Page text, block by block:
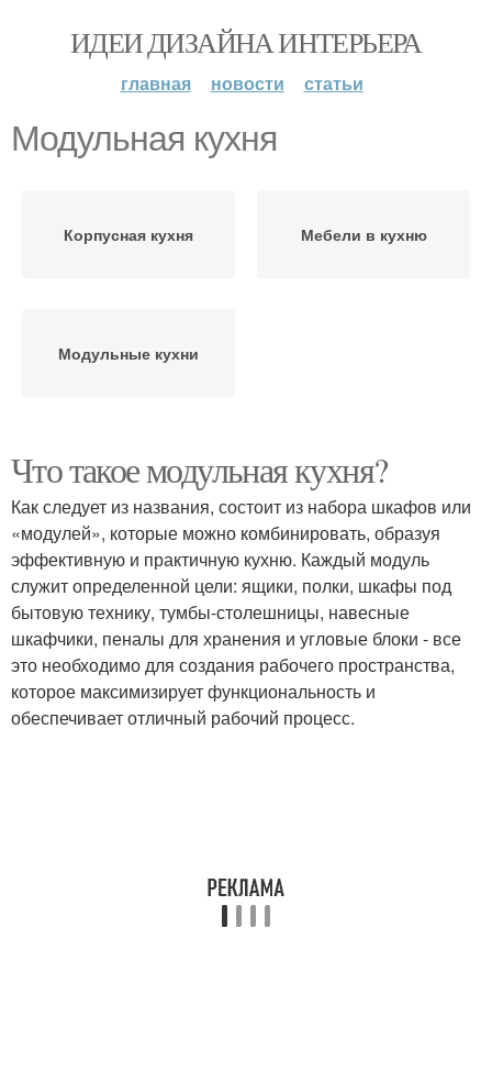
ИДЕИ ДИЗАЙНА ИНТЕРЬЕРА
главная новости статьи
Модульная кухня
Корпусная кухня Мебели в кухню
Модульные кухни
Что такое модульная кухня?
Как следует из названия, состоит из набора шкафов или
«модулей», которые можно комбинировать, образуя
эффективную и практичную кухню. Каждый модуль
служит определенной цели: ящики, полки, шкафы под
бытовую технику, тумбы-столешницы, навесные
шкафчики, пеналы для хранения и угловые блоки - все
это необходимо для создания рабочего пространства,
которое максимизирует функциональность и
обеспечивает отличный рабочий процесс.